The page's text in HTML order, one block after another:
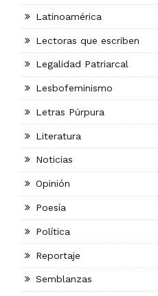
Latinoamérica
Lectoras que escriben
Legalidad Patriarcal
Lesbofeminismo
Letras Púrpura
Literatura
Noticias
Opinión
Poesía
Política
Reportaje
Semblanzas